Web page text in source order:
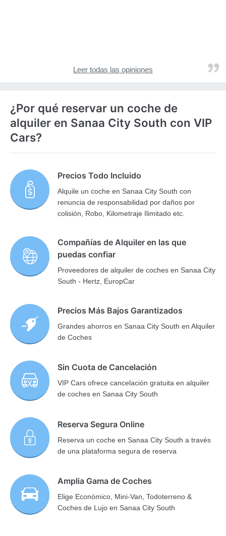
Leer todas las opiniones
¿Por qué reservar un coche de
alquiler en Sanaa City South con VIP
Cars?
Precios Todo Incluido
Alquile un coche en Sanaa City South con
renuncia de responsabilidad por daños por
colisión, Robo, Kilometraje Ilimitado etc.
Compañías de Alquiler en las que
puedas confiar
Proveedores de alquiler de coches en Sanaa City
South - Hertz, EuropCar
Precios Más Bajos Garantizados
Grandes ahorros en Sanaa City South en Alquiler
de Coches
Sin Cuota de Cancelación
VIP Cars ofrece cancelación gratuita en alquiler
de coches en Sanaa City South
Reserva Segura Online
Reserva un coche en Sanaa City South a través
de una plataforma segura de reserva
Amplia Gama de Coches
Elige Económico, Mini-Van, Todoterreno &
Coches de Lujo en Sanaa City South